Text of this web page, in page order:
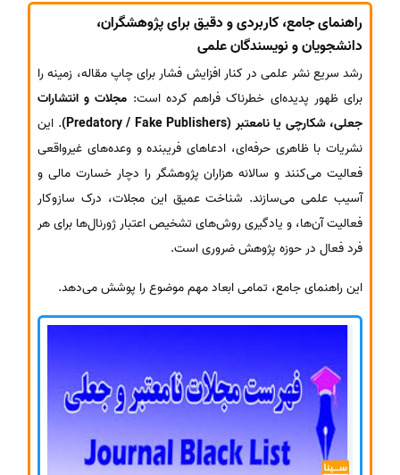
راهنمای جامع، کاربردی و دقیق برای پژوهشگران،
دانشجویان و نویسندگان علمی
رشد سریع نشر علمی در کنار افزایش فشار برای چاپ مقاله، زمینه را
برای ظهور پدیده‌ای خطرناک فراهم کرده است: مجلات و انتشارات
جعلی، شکارچی یا نامعتبر (Predatory / Fake Publishers)
. این
نشریات با ظاهری حرفه‌ای، ادعاهای فریبنده و وعده‌های غیرواقعی
فعالیت می‌کنند و سالانه هزاران پژوهشگر را دچار خسارت مالی و
آسیب علمی می‌سازند. شناخت عمیق این مجلات، درک سازوکار
فعالیت آن‌ها، و یادگیری روش‌های تشخیص اعتبار ژورنال‌ها برای هر
فرد فعال در حوزه پژوهش ضروری است.
این راهنمای جامع، تمامی ابعاد مهم موضوع را پوشش می‌دهد.